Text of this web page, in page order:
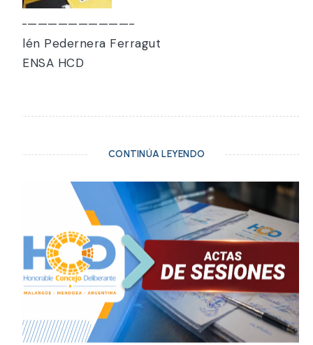
————————————-
Belén Pedernera Ferragut
PRENSA HCD
CONTINÚA LEYENDO